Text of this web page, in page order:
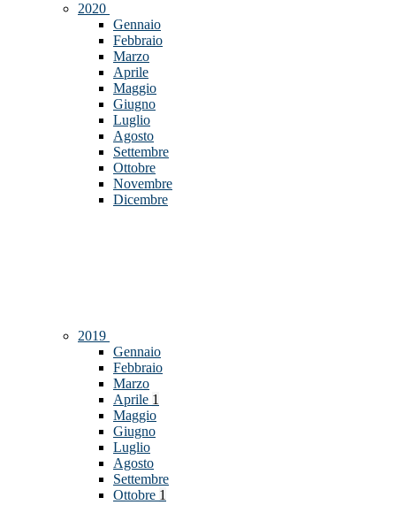
2020
Gennaio
Febbraio
Marzo
Aprile
Maggio
Giugno
Luglio
Agosto
Settembre
Ottobre
Novembre
Dicembre
2019
Gennaio
Febbraio
Marzo
Aprile 1
Maggio
Giugno
Luglio
Agosto
Settembre
Ottobre 1